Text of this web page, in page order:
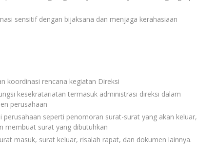
sensitif dengan bijaksana dan menjaga kerahasiaan
koordinasi rencana kegiatan Direksi
kesekratariatan termasuk administrasi direksi dalam
perusahaan
perusahaan seperti penomoran surat-surat yang akan keluar,
membuat surat yang dibutuhkan
masuk, surat keluar, risalah rapat, dan dokumen lainnya.